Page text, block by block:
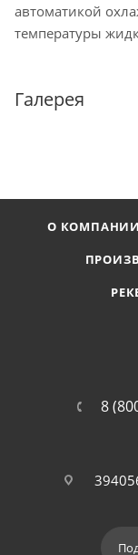
автоматикой
температуры
Галерея
О КОМПАНИИ
8